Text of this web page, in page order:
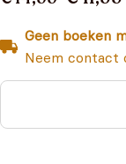
Geen boeken
Neem contact